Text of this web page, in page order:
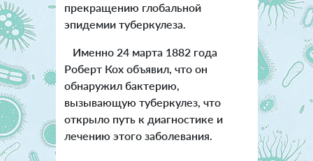
прекращению глобальной
эпидемии туберкулеза.
Именно 24 марта 1882 года
Роберт Кох объявил, что он
обнаружил бактерию,
вызывающую туберкулез, что
открыло путь к диагностике и
лечению этого заболевания.